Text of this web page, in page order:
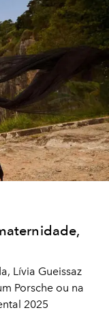
Lívia Gueissaz
Porsche ou na
2025